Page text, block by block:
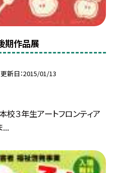
期作品展
更新日 2015/01/13
校３年生アートフロンティア
...